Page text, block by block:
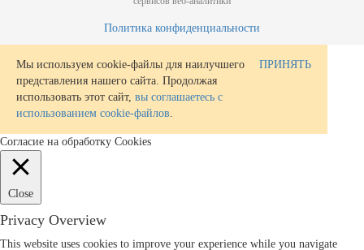
Политика конфиденциальности
Мы используем cookie-файлы для наилучшего
представления нашего сайта. Продолжая
использовать этот сайт, вы соглашаетесь с
использованием cookie-файлов.
ПРИНЯТЬ
Согласие на обработку Cookies
Close
Privacy Overview
This website uses cookies to improve your experience while you navigate